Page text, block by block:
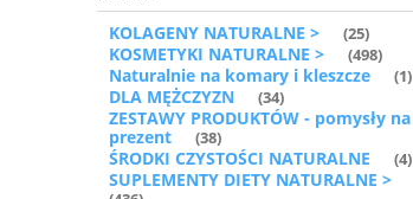
KOLAGENY NATURALNE > (25)
KOSMETYKI NATURALNE > (498)
Naturalnie na komary i kleszcze (1)
DLA MĘŻCZYZN (34)
ZESTAWY PRODUKTÓW - pomysły na
prezent
(38)
ŚRODKI CZYSTOŚCI NATURALNE (4)
SUPLEMENTY DIETY NATURALNE >